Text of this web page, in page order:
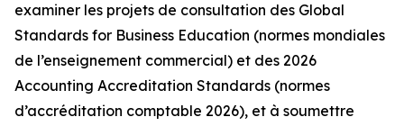
examiner les projets de consultation des Global
Standards for Business Education (normes mondiales
de l’enseignement commercial) et des 2026
Accounting Accreditation Standards (normes
d’accréditation comptable 2026), et à soumettre